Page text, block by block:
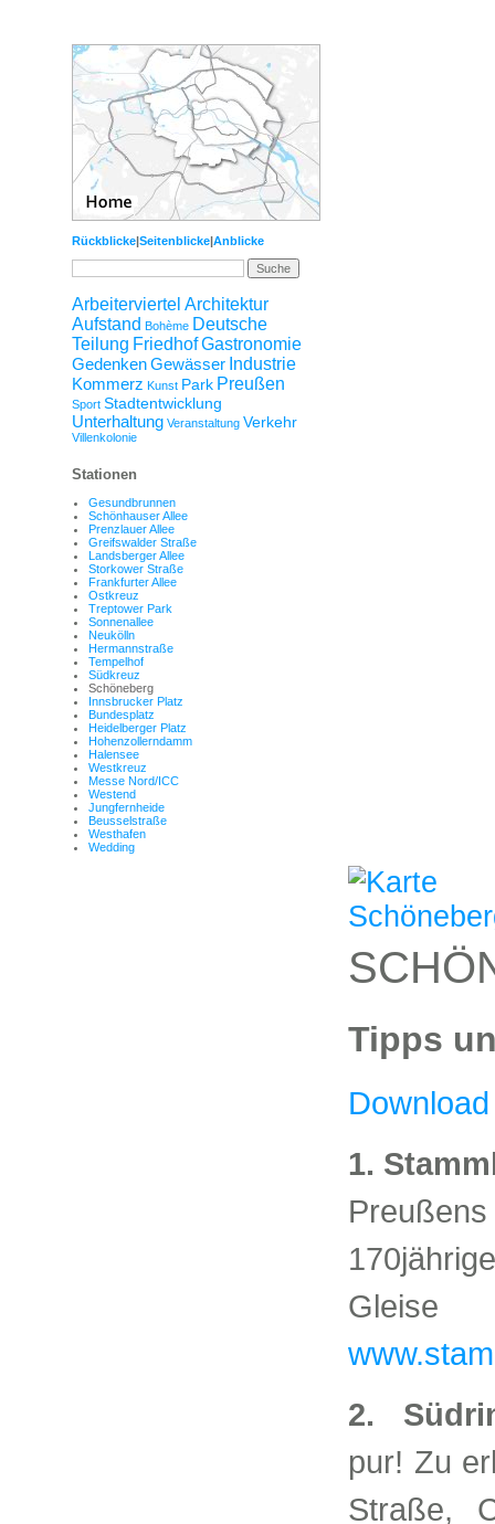
Rückblicke|Seitenblicke|Anblicke
Arbeiterviertel Architektur
Aufstand Bohème Deutsche
Teilung FriedhofGastronomie
GedenkenGewässer Industrie
Kommerz Kunst Park Preußen
Sport Stadtentwicklung
Unterhaltung Veranstaltung Verkehr
Villenkolonie
Stationen
Gesundbrunnen
Schönhauser Allee
Prenzlauer Allee
Greifswalder Straße
Landsberger Allee
Storkower Straße
Frankfurter Allee
Ostkreuz
Treptower Park
Sonnenallee
Neukölln
Hermannstraße
Tempelhof
Südkreuz
Schöneberg
Innsbrucker Platz
Bundesplatz
Heidelberger Platz
Hohenzollerndamm
Halensee
Westkreuz
Messe Nord/ICC
Westend
Jungfernheide
Beusselstraße
Westhafen
Wedding
Tipps
1.
Gleise
2.
pur! Zu
Straße,